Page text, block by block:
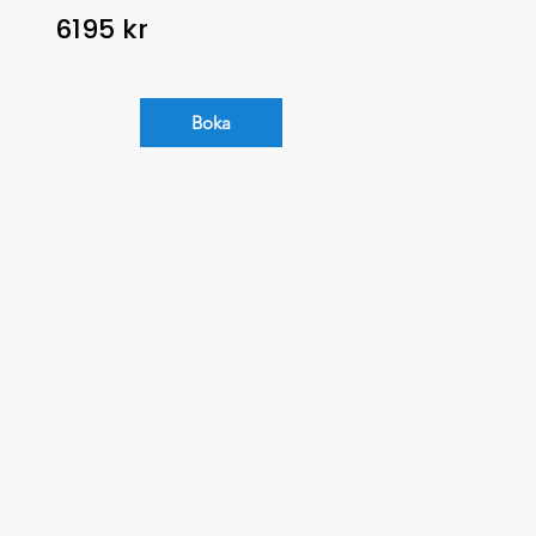
6195 kr
Boka